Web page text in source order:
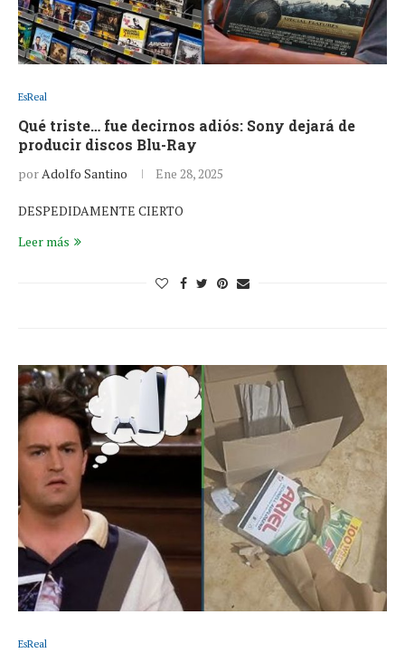
EsReal
Qué triste… fue decirnos adiós: Sony dejará de
producir discos Blu-Ray
porAdolfo Santino Ene 28, 2025
DESPEDIDAMENTE CIERTO
Leer más
EsReal